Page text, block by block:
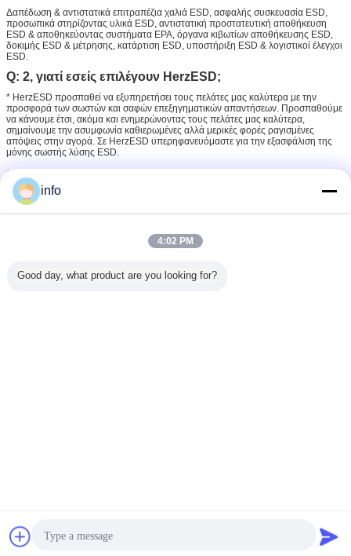
Δαπέδωση & αντιστατικά επιτραπέζια χαλιά ESD, ασφαλής συσκευασία ESD,
προσωπικά στηρίζοντας υλικά ESD, αντιστατική προστατευτική αποθήκευση
ESD & αποθηκεύοντας συστήματα EPA, όργανα κιβωτίων αποθήκευσης ESD,
δοκιμής ESD & μέτρησης, κατάρτιση ESD, υποστήριξη ESD & λογιστικοί έλεγχοι
ESD.
Q: 2, γιατί εσείς επιλέγουν HerzESD;
* HerzESD προσπαθεί να εξυπηρετήσει τους πελάτες μας καλύτερα με την
προσφορά των σωστών και σαφών επεξηγηματικών απαντήσεων. Προσπαθούμε
να κάνουμε έτσι, ακόμα και ενημερώνοντας τους πελάτες μας καλύτερα,
σημαίνουμε την ασυμφωνία καθιερωμένες αλλά μερικές φορές ραγισμένες
απόψεις στην αγορά. Σε HerzESD υπερηφανευόμαστε για την εξασφάλιση της
μόνης σωστής λύσης ESD.
* Για να συνεχίσουμε αυτό το όραμα χρειαζόμαστε τους αξιόπιστους
κατασκευαστές και τους προμηθευτές ESD στο οποίο μπορούμε πάντα να
βασιστούμε. Το HerzESD είναι στερεός συνεργάτης και μαζί με τους διεθνείς
συνεργάτες μας, μένουμε ισχυροί και άγρυπνοι στους σεβασμούς στις πιθανές
αντιστατικά γάντια χεριών,Ασφαλή γάντια ESD
Επικοινωνία
info
4:02 PM
Good day, what product are you looking for?